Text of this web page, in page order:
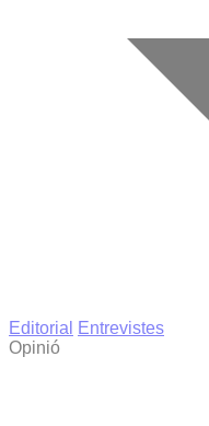
Editorial
Entrevistes
Opinió